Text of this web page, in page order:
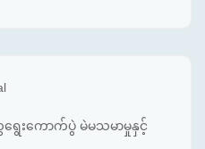
ေးကောက်ပွဲ မဲမသမာမှုနှင့်